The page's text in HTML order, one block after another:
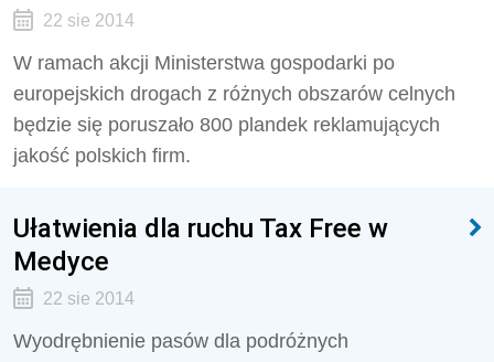
22 sie 2014
W ramach akcji Ministerstwa gospodarki po
europejskich drogach z różnych obszarów celnych
będzie się poruszało 800 plandek reklamujących
jakość polskich firm.
Ułatwienia dla ruchu Tax Free w
Medyce
22 sie 2014
Wyodrębnienie pasów dla podróżnych